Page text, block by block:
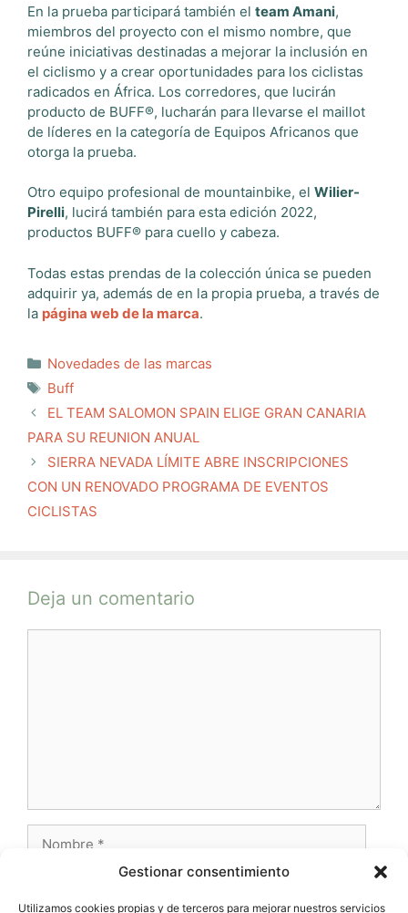
Gestionar consentimiento
Utilizamos cookies propias y de terceros para mejorar nuestros servicios
En la prueba participará también el team Amani,
miembros del proyecto con el mismo nombre, que
reúne iniciativas destinadas a mejorar la inclusión en
el ciclismo y a crear oportunidades para los ciclistas
radicados en África. Los corredores, que lucirán
producto de BUFF®, lucharán para llevarse el maillot
de líderes en la categoría de Equipos Africanos que
otorga la prueba.
Otro equipo profesional de mountainbike, el Wilier-
Pirelli, lucirá también para esta edición 2022,
productos BUFF® para cuello y cabeza.
Todas estas prendas de la colección única se pueden
adquirir ya, además de en la propia prueba, a través de
la página web de la marca.
Categorías
Novedades de las marcas
Etiquetas
Buff
EL TEAM SALOMON SPAIN ELIGE GRAN CANARIA
PARA SU REUNION ANUAL
SIERRA NEVADA LÍMITE ABRE INSCRIPCIONES
CON UN RENOVADO PROGRAMA DE EVENTOS
CICLISTAS
Deja un comentario
electrónico